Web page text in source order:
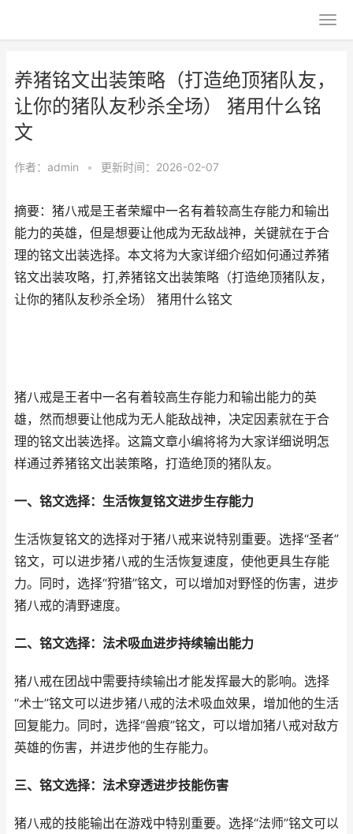
养猪铭文出装策略（打造绝顶猪队友，
让你的猪队友秒杀全场） 猪用什么铭
文
作者： admin • 更新时间：2026-02-07
摘要：猪八戒是王者荣耀中一名有着较高生存能力和输出
能力的英雄，但是想要让他成为无敌战神，关键就在于合
理的铭文出装选择。本文将为大家详细介绍如何通过养猪
铭文出装攻略，打,养猪铭文出装策略（打造绝顶猪队友，
让你的猪队友秒杀全场） 猪用什么铭文
猪八戒是王者中一名有着较高生存能力和输出能力的英
雄，然而想要让他成为无人能敌战神，决定因素就在于合
理的铭文出装选择。这篇文章小编将将为大家详细说明怎
样通过养猪铭文出装策略，打造绝顶的猪队友。
一、铭文选择：生活恢复铭文进步生存能力
生活恢复铭文的选择对于猪八戒来说特别重要。选择“圣者”
铭文，可以进步猪八戒的生活恢复速度，使他更具生存能
力。同时，选择“狩猎”铭文，可以增加对野怪的伤害，进步
猪八戒的清野速度。
二、铭文选择：法术吸血进步持续输出能力
猪八戒在团战中需要持续输出才能发挥最大的影响。选择
“术士”铭文可以进步猪八戒的法术吸血效果，增加他的生活
回复能力。同时，选择“兽痕”铭文，可以增加猪八戒对敌方
英雄的伤害，并进步他的生存能力。
三、铭文选择：法术穿透进步技能伤害
猪八戒的技能输出在游戏中特别重要。选择“法师”铭文可以